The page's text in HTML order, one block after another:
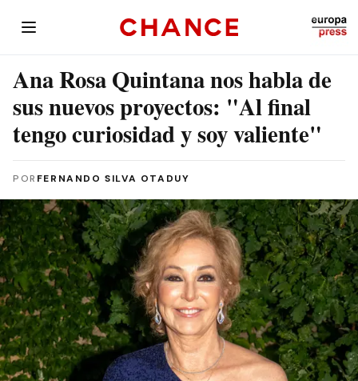
Ana Rosa Quintana nos habla de
sus nuevos proyectos: "Al final
tengo curiosidad y soy valiente"
POR FERNANDO SILVA OTADUY